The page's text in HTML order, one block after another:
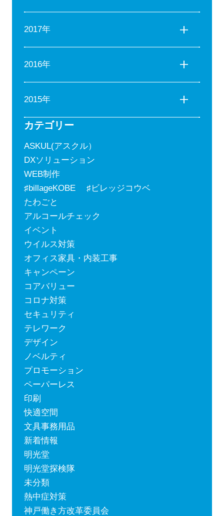
2017年
2016年
2015年
カテゴリー
ASKUL(アスクル）
DXソリューション
WEB制作
♯billageKOBE ♯ビレッジコウベ
たわごと
アルコールチェック
イベント
ウイルス対策
オフィス家具・内装工事
キャンペーン
コアバリュー
コロナ対策
セキュリティ
テレワーク
デザイン
ノベルティ
プロモーション
ペーパーレス
印刷
快適空間
文具事務用品
新着情報
明光堂
明光堂探検隊
未分類
熱中症対策
神戸働き方改革委員会